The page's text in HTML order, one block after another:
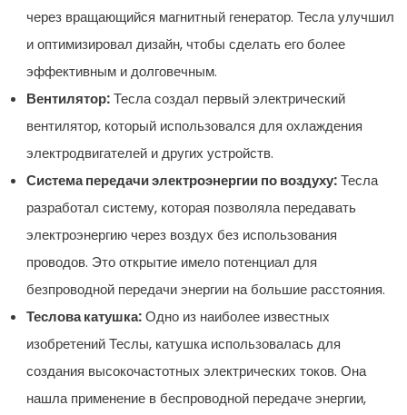
через вращающийся магнитный генератор. Тесла улучшил
и оптимизировал дизайн, чтобы сделать его более
эффективным и долговечным.
Вентилятор:Тесла создал первый электрический
вентилятор, который использовался для охлаждения
электродвигателей и других устройств.
Система передачи электроэнергии по воздуху:Тесла
разработал систему, которая позволяла передавать
электроэнергию через воздух без использования
проводов. Это открытие имело потенциал для
безпроводной передачи энергии на большие расстояния.
Теслова катушка:Одно из наиболее известных
изобретений Теслы, катушка использовалась для
создания высокочастотных электрических токов. Она
нашла применение в беспроводной передаче энергии,